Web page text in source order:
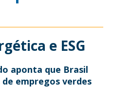
e ESG
aponta que Brasil
empregos verdes